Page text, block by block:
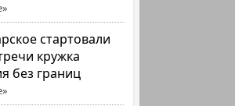
стартовали
кружка
без границ